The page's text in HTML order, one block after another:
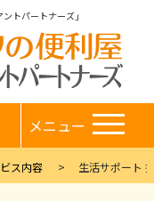
トパートナーズ」
メニュー
ス内容 生活サポート